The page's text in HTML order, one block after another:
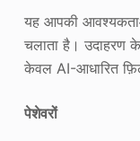
यह आपकी
चलाता है। उदाहरण के
केवल AI-आधारित
पेशेवरों